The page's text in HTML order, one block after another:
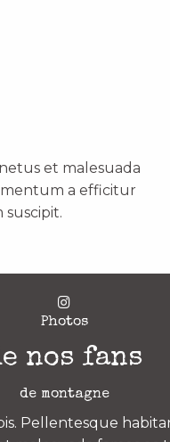
et malesuada
a efficitur
Photos
nos fans
de montagne
Pellentesque